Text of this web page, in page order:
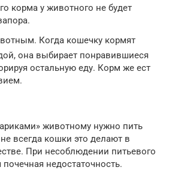
корма у животного не будет
Когда кошечку кормят
она выбирает понравившиеся
остальную еду. Корм же ест
животному нужно пить
всегда кошки это делают в
При несоблюдении питьевого
недостаточность.